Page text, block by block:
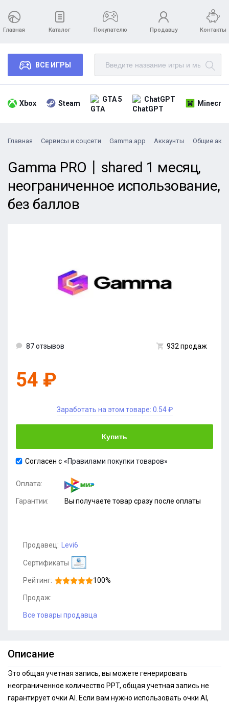
Главная Каталог Покупателю Продавцу Контакты
ВСЕ ИГРЫ
Xbox Steam GTA 5 ChatGPT
Главная Сервисы и соцсети Gamma.app Аккаунты Общие
Gamma PRO丨shared 1 месяц,
неограниченное использование,
без баллов
87 отзывов 932 продаж
54 ₽
Заработать на этом товаре: 0.54 ₽
Купить
Согласен с «Правилами покупки товаров»
Оплата:
Гарантии: Вы получаете товар сразу после оплаты
Продавец: Levi6
Сертификаты
Рейтинг: 100%
Продаж:
Все товары продавца
Описание
Это общая учетная запись, вы можете генерировать
неограниченное количество PPT, общая учетная запись не
гарантирует очки AI. Если вам нужно использовать очки AI,